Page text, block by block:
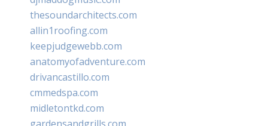
thesoundarchitects.com
allin1roofing.com
keepjudgewebb.com
anatomyofadventure.com
drivancastillo.com
cmmedspa.com
midletontkd.com